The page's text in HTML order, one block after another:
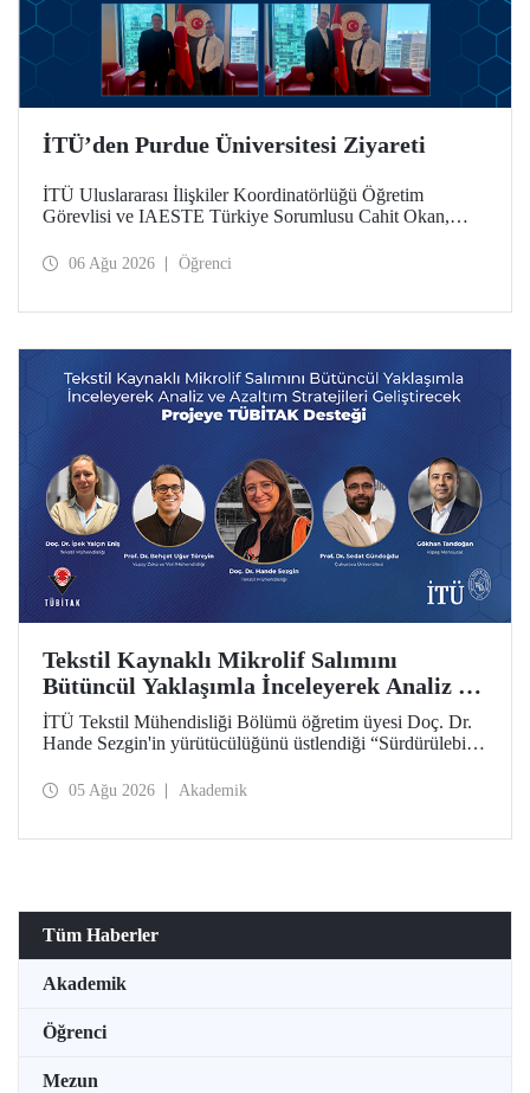
İTÜ’den Purdue Üniversitesi Ziyareti
İTÜ Uluslararası İlişkiler Koordinatörlüğü Öğretim
Görevlisi ve IAESTE Türkiye Sorumlusu Cahit Okan,
Temmuz tarihlerinde ABD’de dünyanın önde gelen
06 Ağu 2026 Öğrenci
Tekstil Kaynaklı Mikrolif Salımını
Bütüncül Yaklaşımla İnceleyerek Analiz ve
Azaltım Stratejileri Geliştirecek Projeye
TÜBİTAK Desteği
İTÜ Tekstil Mühendisliği Bölümü öğretim üyesi Doç. Dr.
Hande Sezgin'in yürütücülüğünü üstlendiği “Sürdürülebilir
Koşullarına Bağlı Mikrolif Salımı: Aşınma, UV Maruziyeti
05 Ağu 2026 Akademik
Tüm Haberler
Akademik
Öğrenci
Mezun